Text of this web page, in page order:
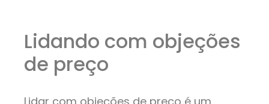
Lidando com objeções
de preço